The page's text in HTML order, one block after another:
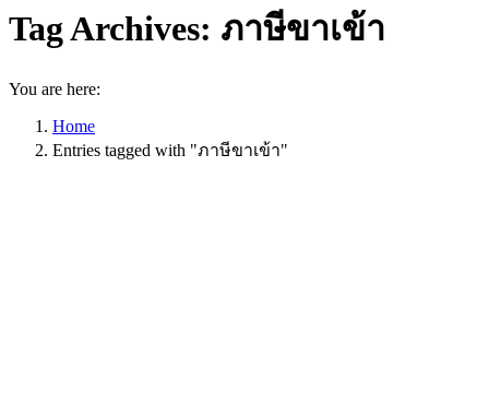
Tag Archives: ภาษีขาเข้า
You are here:
Home
Entries tagged with "ภาษีขาเข้า"